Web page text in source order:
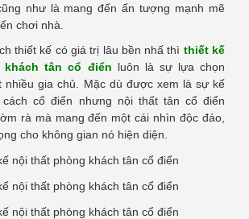
như là mang đến ấn tượng mạnh mẽ
chơi nhà.
thiết kế có giá trị lâu bền nhấ thì thiết kế
tân cổ điển luôn là sự lựa chọn
nhiều gia chủ. Mặc dù được xem là sự kế
cổ điển nhưng nội thất tân cổ điển
rà mà mang đến một cái nhìn độc đáo,
cho không gian nó hiện diện.